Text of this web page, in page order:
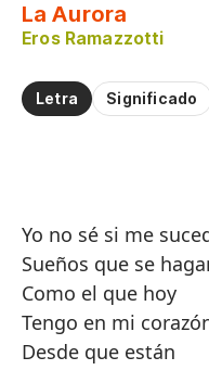
La Aurora
Eros Ramazzotti
Letra Significado
Yo no sé si me
Sueños que se
Como el que hoy
Tengo en mi
Desde que están
Practicar la